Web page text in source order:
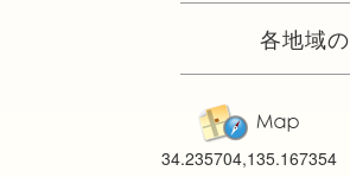
各地域の
34.235704,135.167354